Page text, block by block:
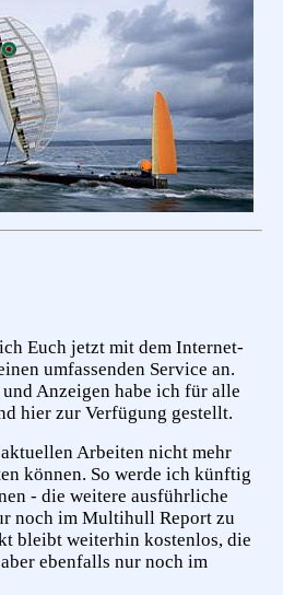
Euch jetzt mit dem Internet-
umfassenden Service an.
Anzeigen habe ich für alle
hier zur Verfügung gestellt.
Arbeiten nicht mehr
können. So werde ich künftig
- die weitere ausführliche
noch im Multihull Report zu
bleibt weiterhin kostenlos, die
ebenfalls nur noch im